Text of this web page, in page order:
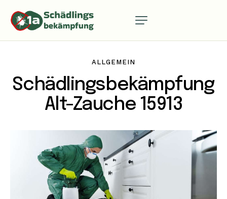
ALLGEMEIN
Schädlingsbekämpfung
Alt-Zauche 15913